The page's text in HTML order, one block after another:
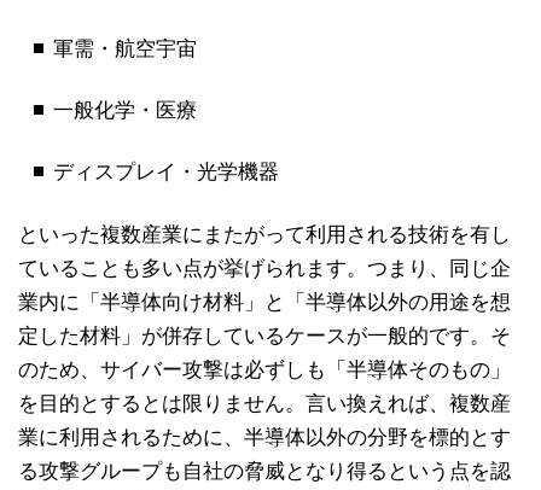
軍需・航空宇宙
一般化学・医療
ディスプレイ・光学機器
といった複数産業にまたがって利用される技術を有し
ていることも多い点が挙げられます。つまり、同じ企
業内に「半導体向け材料」と「半導体以外の用途を想
定した材料」が併存しているケースが一般的です。そ
のため、サイバー攻撃は必ずしも「半導体そのもの」
を目的とするとは限りません。言い換えれば、複数産
業に利用されるために、半導体以外の分野を標的とす
る攻撃グループも自社の脅威となり得るという点を認